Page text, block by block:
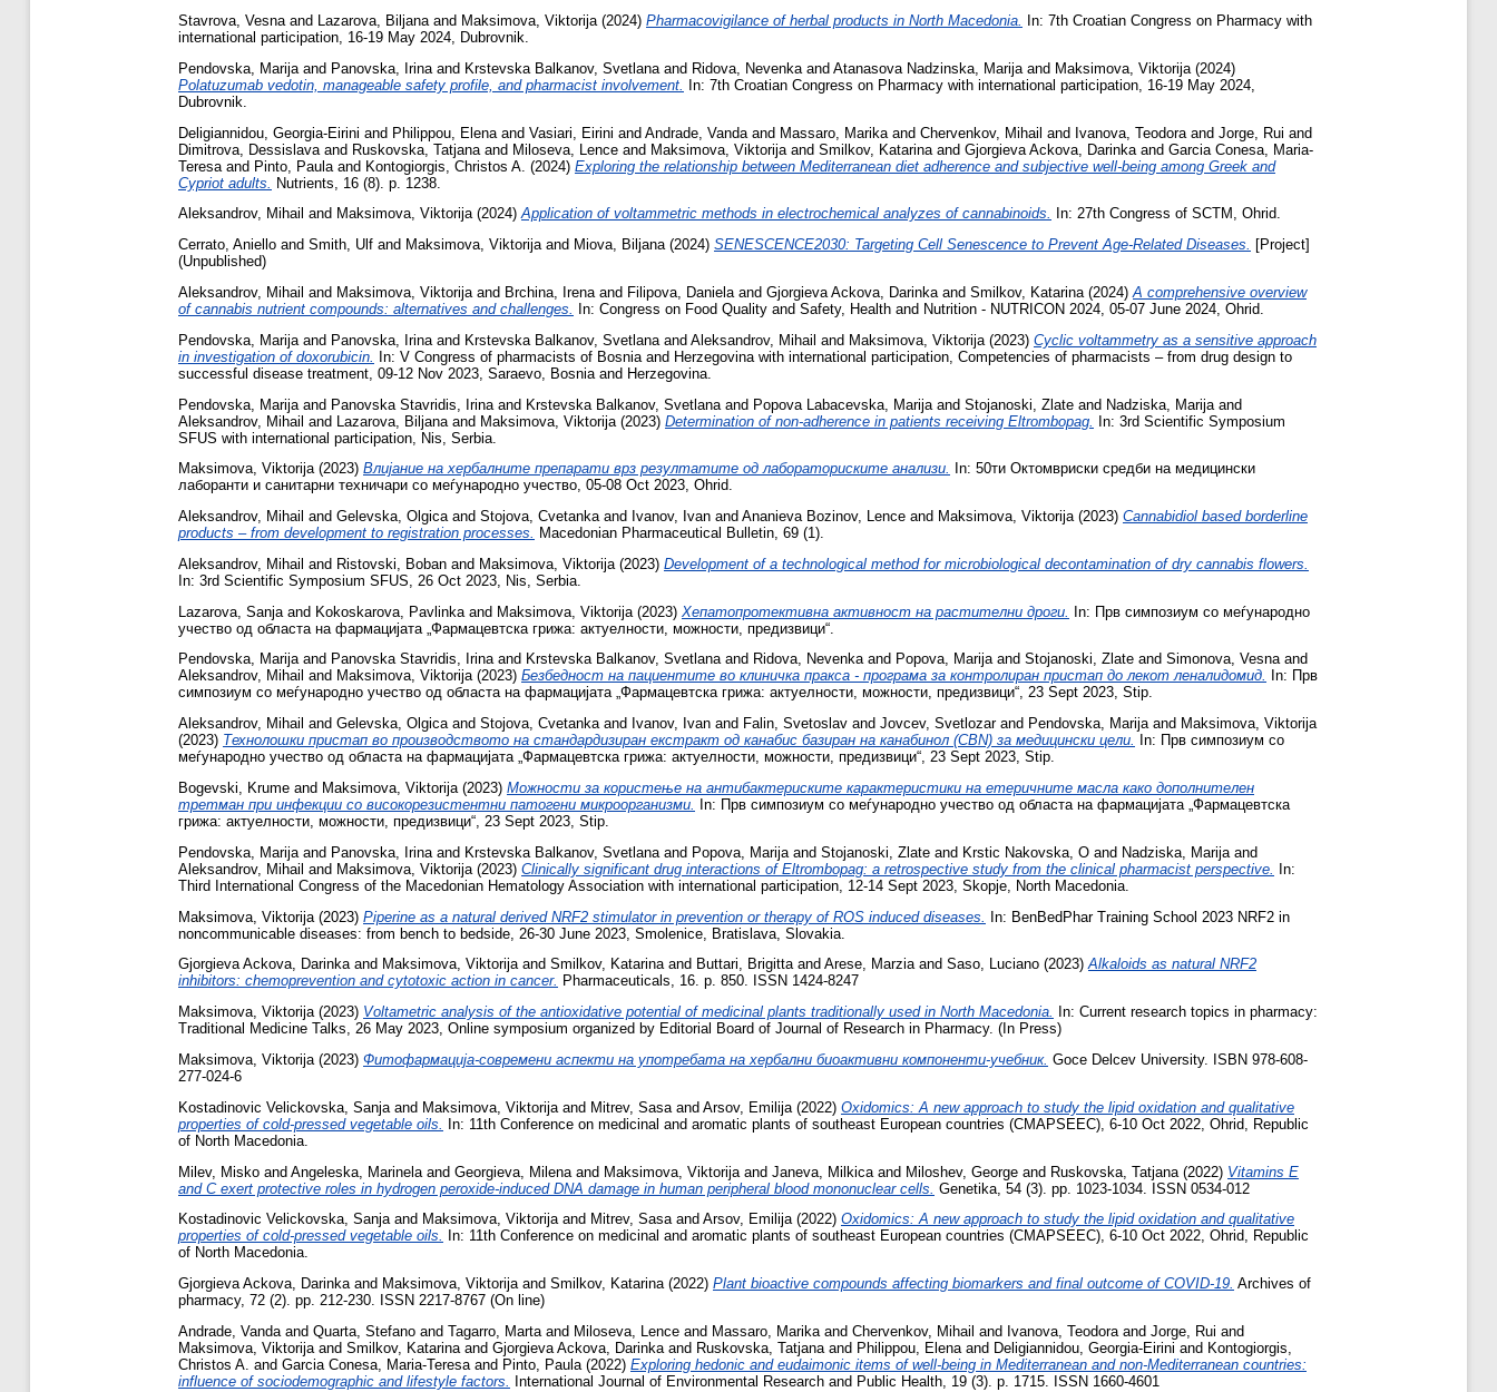
Stavrova, Vesna and Lazarova, Biljana and Maksimova, Viktorija (2024) Pharmacovigilance of herbal products in North Macedonia.
In: 7th Croatian Congress on Pharmacy with
international participation, 16-19 May 2024, Dubrovnik.
Pendovska, Marija and Panovska, Irina and Krstevska Balkanov, Svetlana and Ridova, Nevenka and Atanasova Nadzinska, Marija and Maksimova, Viktorija (2024)
Polatuzumab vedotin, manageable safety profile, and pharmacist involvement. In: 7th Croatian Congress on Pharmacy with international participation, 16-19 May 2024,
Dubrovnik.
Deligiannidou, Georgia-Eirini and Philippou, Elena and Vasiari, Eirini and Andrade, Vanda and Massaro, Marika and Chervenkov, Mihail and Ivanova, Teodora and Jorge, Rui and
Dimitrova, Dessislava and Ruskovska, Tatjana and Miloseva, Lence and Maksimova, Viktorija and Smilkov, Katarina and Gjorgieva Ackova, Darinka and Garcia Conesa, Maria-
Teresa and Pinto, Paula and Kontogiorgis, Christos A. (2024) Exploring the relationship between Mediterranean diet adherence and subjective well-being among Greek and
Cypriot adults.
Nutrients, 16 (8). p. 1238.
Aleksandrov, Mihail and Maksimova, Viktorija(2024)Application of voltammetric methods in electrochemical analyzes of cannabinoids.
In: 27th Congress of SCTM, Ohrid.
Cerrato, Aniello and Smith, Ulf and Maksimova, Viktorijaand Miova, Biljana(2024) SENESCENCE2030: Targeting Cell Senescence to Prevent Age-Related Diseases. [Project]
(Unpublished)
Aleksandrov, Mihail and Maksimova, Viktorija and Brchina, Irena and Filipova, Daniela and Gjorgieva Ackova, Darinka and Smilkov, Katarina (2024) A comprehensive overview
of cannabis nutrient compounds: alternatives and challenges.
In: Congress on Food Quality and Safety, Health and Nutrition - NUTRICON 2024, 05-07 June 2024, Ohrid.
Pendovska, Marija and Panovska, Irina and Krstevska Balkanov, Svetlana and Aleksandrov, Mihail and Maksimova, Viktorija (2023) Cyclic voltammetry as a sensitive approach
in investigation of doxorubicin. In: V Congress of pharmacists of Bosnia and Herzegovina with international participation, Competencies of pharmacists – from drug design to
successful disease treatment, 09-12 Nov 2023, Saraevo, Bosnia and Herzegovina.
Pendovska, Marija and Panovska Stavridis, Irina and Krstevska Balkanov, Svetlana and Popova Labacevska, Marija and Stojanoski, Zlate and Nadziska, Marija and
Aleksandrov, Mihail and Lazarova, Biljana and Maksimova, Viktorija (2023) Determination of non-adherence in patients receiving Eltrombopag. In: 3rd Scientific Symposium
SFUS with international participation, Nis, Serbia.
Maksimova, Viktorija(2023) Влијание на хербалните препарати врз резултатите од лабораториските анализи.
In: 50ти Октомвриски средби на медицински
лаборанти и санитарни техничари со меѓународно учество, 05-08 Oct 2023, Ohrid.
Aleksandrov, Mihail and Gelevska, Olgicaand Stojova, Cvetankaand Ivanov, Ivan and Ananieva Bozinov, Lence and Maksimova, Viktorija(2023) Cannabidiol based borderline
products – from development to registration processes. Macedonian Pharmaceutical Bulletin, 69 (1).
Aleksandrov, Mihail and Ristovski, Boban and Maksimova, Viktorija (2023) Development of a technological method for microbiological decontamination of dry cannabis flowers.
In: 3rd Scientific Symposium SFUS, 26 Oct 2023, Nis, Serbia.
Lazarova, Sanja and Kokoskarova, Pavlinka and Maksimova, Viktorija (2023) Хепатопротективна активност на растителни дроги. In: Прв симпозиум со меѓународно
учество од областа на фармацијата „Фармацевтска грижа: актуелности, можности, предизвици“.
Pendovska, Marijaand Panovska Stavridis, Irinaand Krstevska Balkanov, Svetlanaand Ridova, Nevenkaand Popova, Marijaand Stojanoski, Zlate and Simonova, Vesnaand
Aleksandrov, Mihail and Maksimova, Viktorija(2023) Безбедност на пациентите во клиничка пракса - програма за контролиран пристап до лекот леналидомид.
In: Прв
симпозиум со меѓународно учество од областа на фармацијата „Фармацевтска грижа: актуелности, можности, предизвици“, 23 Sept 2023, Stip.
Aleksandrov, Mihail and Gelevska, Olgicaand Stojova, Cvetankaand Ivanov, Ivan and Falin, Svetoslav and Jovcev, Svetlozarand Pendovska, Marijaand Maksimova, Viktorija
(2023) Технолошки пристап во производството на стандардизиран екстракт од канабис базиран на канабинол (CBN) за медицински цели.
In: Прв симпозиум со
меѓународно учество од областа на фармацијата „Фармацевтска грижа: актуелности, можности, предизвици“, 23 Sept 2023, Stip.
Bogevski, Krume and Maksimova, Viktorija(2023) Можности за користење на антибактериските карактеристики на етеричните масла како дополнителен
третман при инфекции со високорезистeнтни патогени микроорганизми.
In: Прв симпозиум со меѓународно учество од областа на фармацијата „Фармацевтска
грижа: актуелности, можности, предизвици“, 23 Sept 2023, Stip.
Pendovska, Marija and Panovska, Irina and Krstevska Balkanov, Svetlana and Popova, Marija and Stojanoski, Zlate and Krstic Nakovska, O and Nadziska, Marija and
Aleksandrov, Mihail and Maksimova, Viktorija (2023) Clinically significant drug interactions of Eltrombopag: a retrospective study from the clinical pharmacist perspective.
In:
Third International Congress of the Macedonian Hematology Association with international participation, 12-14 Sept 2023, Skopje, North Macedonia.
Maksimova, Viktorija (2023) Piperine as a natural derived NRF2 stimulator in prevention or therapy of ROS induced diseases.
In: BenBedPhar Training School 2023 NRF2 in
noncommunicable diseases: from bench to bedside, 26-30 June 2023, Smolenice, Bratislava, Slovakia.
Gjorgieva Ackova, Darinkaand Maksimova, Viktorijaand Smilkov, Katarinaand Buttari, Brigittaand Arese, Marziaand Saso, Luciano (2023)Alkaloids as natural NRF2
inhibitors: chemoprevention and cytotoxic action in cancer. Pharmaceuticals, 16. p. 850. ISSN 1424-8247
Maksimova, Viktorija(2023) Voltametric analysis of the antioxidative potential of medicinal plants traditionally used in North Macedonia.
In: Current research topics in pharmacy:
Traditional Medicine Talks, 26 May 2023, Online symposium organized by Editorial Board of Journal of Research in Pharmacy. (In Press)
Maksimova, Viktorija(2023) Фитофармација-современи аспекти на употребата на хербални биоактивни компоненти-учебник. Goce Delcev University. ISBN 978-608-
277-024-6
Kostadinovic Velickovska, Sanja and Maksimova, Viktorija and Mitrev, Sasa and Arsov, Emilija (2022) Oxidomics: A new approach to study the lipid oxidation and qualitative
properties of cold-pressed vegetable oils.
In: 11th Conference on medicinal and aromatic plants of southeast European countries (CMAPSEEC), 6-10 Oct 2022, Ohrid, Republic
of North Macedonia.
Milev, Misko and Angeleska, Marinela and Georgieva, Milena and Maksimova, Viktorija and Janeva, Milkica and Miloshev, George and Ruskovska, Tatjana (2022) Vitamins E
and C exert protective roles in hydrogen peroxide-induced DNA damage in human peripheral blood mononuclear cells. Genetika, 54 (3). pp. 1023-1034. ISSN 0534-012
Kostadinovic Velickovska, Sanjaand Maksimova, Viktorijaand Mitrev, Sasaand Arsov, Emilija(2022) Oxidomics: A new approach to study the lipid oxidation and qualitative
properties of cold-pressed vegetable oils.
In: 11th Conference on medicinal and aromatic plants of southeast European countries (CMAPSEEC), 6-10 Oct 2022, Ohrid, Republic
of North Macedonia.
Gjorgieva Ackova, Darinkaand Maksimova, Viktorijaand Smilkov, Katarina(2022) Plant bioactive compounds affecting biomarkers and final outcome of COVID-19. Archives of
pharmacy, 72 (2). pp. 212-230. ISSN 2217-8767 (On line)
Andrade, Vandaand Quarta, Stefano and Tagarro, Martaand Miloseva, Lence and Massaro, Marikaand Chervenkov, Mihail and Ivanova, Teodoraand Jorge, Rui and
Maksimova, Viktorijaand Smilkov, Katarinaand Gjorgieva Ackova, Darinkaand Ruskovska, Tatjanaand Philippou, Elenaand Deligiannidou, Georgia-Eirini and Kontogiorgis,
Christos A. and Garcia Conesa, Maria-Teresaand Pinto, Paula(2022) Exploring hedonic and eudaimonic items of well-being in Mediterranean and non-Mediterranean countries:
influence of sociodemographic and lifestyle factors.
International Journal of Environmental Research and Public Health, 19 (3). p. 1715. ISSN 1660-4601